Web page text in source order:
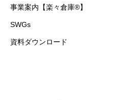
事業案内【楽々倉庫®】
SWGs
資料ダウンロード